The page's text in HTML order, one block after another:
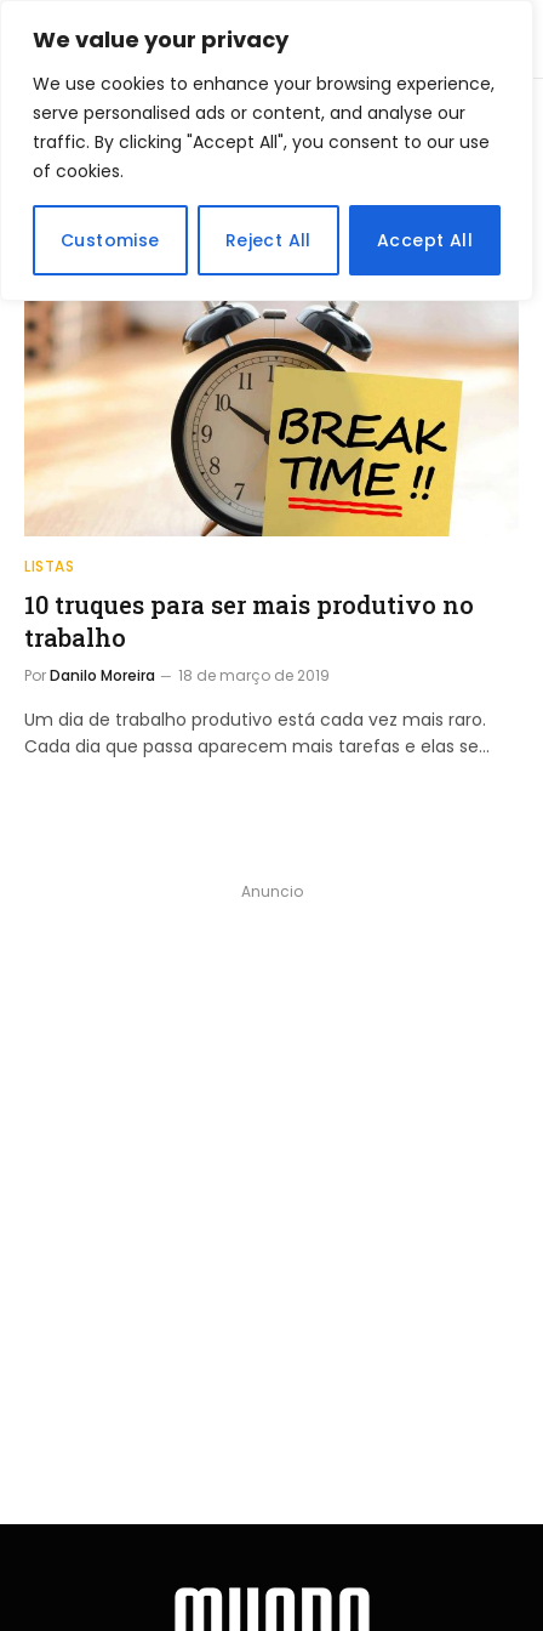
We value your privacy
We use cookies to enhance your browsing experience,
serve personalised ads or content, and analyse our
traffic. By clicking "Accept All", you consent to our use
of cookies.
Customise Reject All Accept All
Home » Posts Tagged "produtivo"
BROWSING:
LISTAS
10 truques para ser mais produtivo no
trabalho
PorDanilo Moreira 18 de março de 2019
Um dia de trabalho produtivo está cada vez mais raro.
Cada dia que passa aparecem mais tarefas e elas se…
Anuncio